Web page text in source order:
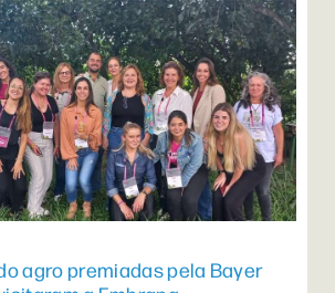
agro premiadas pela Bayer